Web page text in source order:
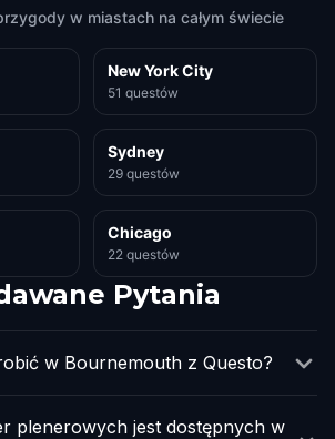
w miastach na całym świecie
New York City
51 questów
Sydney
29 questów
Chicago
22 questów
Pytania
w Bournemouth z Questo?
plenerowych jest dostępnych w